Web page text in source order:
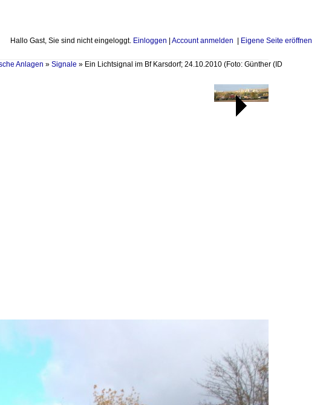
Hallo Gast, Sie sind nicht eingeloggt. Einloggen Account anmelden Eigene Seite eröffnen
Anlagen » Signale » Ein Lichtsignal im Bf Karsdorf; 24.10.2010 (Foto: Günther (ID